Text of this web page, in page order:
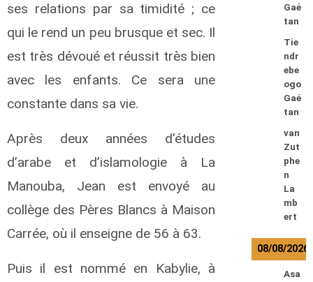
ses relations par sa timidité ; ce
qui le rend un peu brusque et sec. Il
est très dévoué et réussit très bien
avec les enfants. Ce sera une
constante dans sa vie.
Après deux années d’études
d’arabe et d’islamologie à La
Manouba, Jean est envoyé au
collège des Pères Blancs à Maison
Carrée, où il enseigne de 56 à 63.
Puis il est nommé en Kabylie, à
Gaé
tan
Tie
ndr
ebe
ogo
Gaé
tan
van
Zut
phe
n
La
mb
ert
08/08/2026
Asa